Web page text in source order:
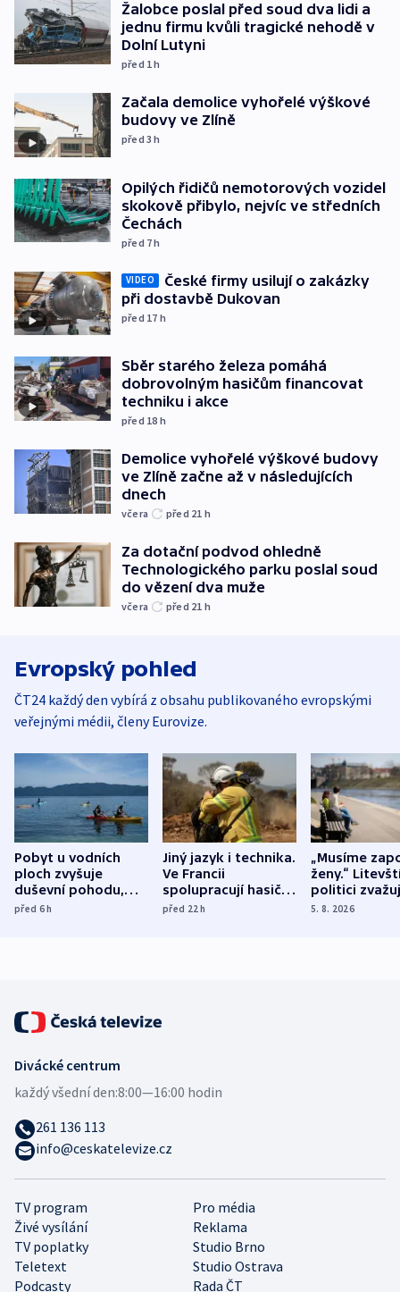
Žalobce poslal před soud dva lidi a
jednu firmu kvůli tragické nehodě v
Dolní Lutyni
před 1h
Začala demolice vyhořelé výškové
budovy ve Zlíně
před 3h
Opilých řidičů nemotorových vozidel
skokově přibylo, nejvíc ve středních
Čechách
před 7h
VIDEO
České firmy usilují o zakázky
při dostavbě Dukovan
před 17 h
Sběr starého železa pomáhá
dobrovolným hasičům financovat
techniku i akce
před 18 h
Demolice vyhořelé výškové budovy
ve Zlíně začne až v následujících
dnech
včera před 21 h
Za dotační podvod ohledně
Technologického parku poslal soud
do vězení dva muže
včera před 21 h
Evropský pohled
ČT24 každý den vybírá z obsahu publikovaného evropskými
veřejnými médii, členy Eurovize.
Pobyt u vodních
ploch zvyšuje
duševní pohodu,
ukázala
před 6h
Jiný jazyk i technika.
Ve Francii
spolupracují hasiči z
různých zemí
před 22h
„Musíme
ženy.“
politici
dohodu o
5. 8. 2026
TV program
Pro média
Živé vysílání
Reklama
TV poplatky
Studio Brno
Teletext
Studio Ostrava
Podcasty
Rada ČT
Divácké centrum
každý všední den:8:00—16:00 hodin
261 136 113
info@ceskatelevize.cz